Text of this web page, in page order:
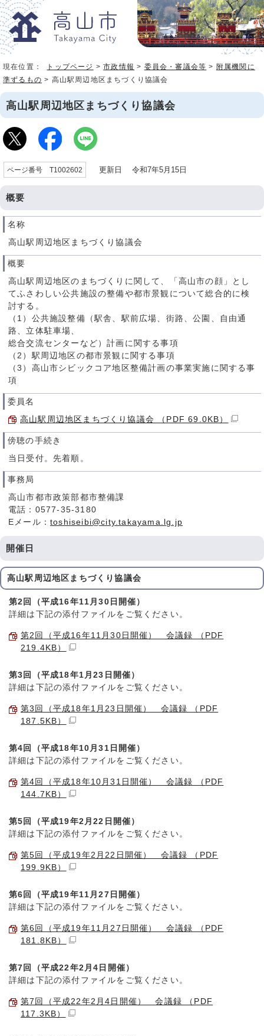
現在位置： トップページ >市政情報 > 委員会・審議会等 > 附属機関に
準ずるもの > 高山駅周辺地区まちづくり協議会
高山駅周辺地区まちづくり協議会
ページ番号 T1002602 更新日 令和7年5月15日
概要
名称
高山駅周辺地区まちづくり協議会
概要
高山駅周辺地区のまちづくりに関して、「高山市の顔」とし
てふさわしい公共施設の整備や都市景観について総合的に検
討する。
（1）公共施設整備（駅舎、駅前広場、街路、公園、自由通
路、立体駐車場、
総合交流センターなど）計画に関する事項
（2）駅周辺地区の都市景観に関する事項
（3）高山市シビックコア地区整備計画の事業実施に関する事
項
委員名
高山駅周辺地区まちづくり協議会 （PDF 69.0KB）
傍聴の手続き
当日受付。先着順。
事務局
高山市都市政策部都市整備課
電話：0577-35-3180
Eメール： toshiseibi@city.takayama.lg.jp
開催日
高山駅周辺地区まちづくり協議会
第2回（平成16年11月30日開催）
詳細は下記の添付ファイルをご覧ください。
第2回（平成16年11月30日開催） 会議録 （PDF
219.4KB）
第3回（平成18年1月23日開催）
詳細は下記の添付ファイルをご覧ください。
第3回（平成18年1月23日開催） 会議録 （PDF
187.5KB）
第4回（平成18年10月31日開催）
詳細は下記の添付ファイルをご覧ください。
第4回（平成18年10月31日開催） 会議録 （PDF
144.7KB）
第5回（平成19年2月22日開催）
詳細は下記の添付ファイルをご覧ください。
第5回（平成19年2月22日開催） 会議録 （PDF
199.9KB）
第6回（平成19年11月27日開催）
詳細は下記の添付ファイルをご覧ください。
第6回（平成19年11月27日開催） 会議録 （PDF
181.8KB）
第7回（平成22年2月4日開催）
詳細は下記の添付ファイルをご覧ください。
第7回（平成22年2月4日開催） 会議録 （PDF
117.3KB）